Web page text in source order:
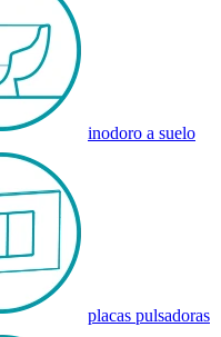
inodoro a suelo
placas pulsadoras